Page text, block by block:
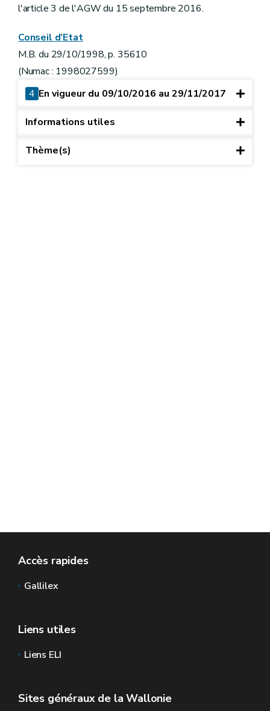
l'article 3 de l'AGW du 15 septembre 2016.
Conseil d’Etat
M.B. du 29/10/1998, p. 35610
(Numac : 1998027599)
4 En vigueur du 09/10/2016 au 29/11/2017
Informations utiles
Thème(s)
Accès rapides
Gallilex
Liens utiles
Liens ELI
Sites généraux de la Wallonie